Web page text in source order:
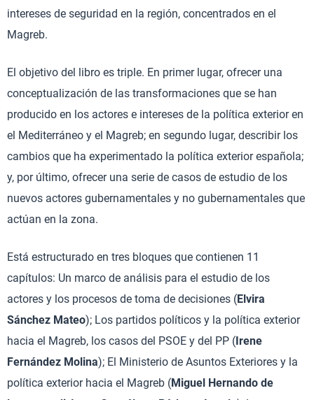
intereses de seguridad en la región, concentrados en el
Magreb.
El objetivo del libro es triple. En primer lugar, ofrecer una
conceptualización de las transformaciones que se han
producido en los actores e intereses de la política exterior en
el Mediterráneo y el Magreb; en segundo lugar, describir los
cambios que ha experimentado la política exterior española;
y, por último, ofrecer una serie de casos de estudio de los
nuevos actores gubernamentales y no gubernamentales que
actúan en la zona.
Está estructurado en tres bloques que contienen 11
capítulos: Un marco de análisis para el estudio de los
actores y los procesos de toma de decisiones (Elvira
Sánchez Mateo); Los partidos políticos y la política exterior
hacia el Magreb, los casos del PSOE y del PP (Irene
Fernández Molina); El Ministerio de Asuntos Exteriores y la
política exterior hacia el Magreb (Miguel Hernando de